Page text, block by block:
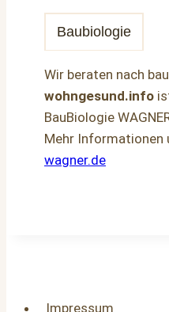
Baubiologie
Wir beraten nach
wohngesund.info
BauBiologie
Mehr Informationen
wagner.de
Impressum